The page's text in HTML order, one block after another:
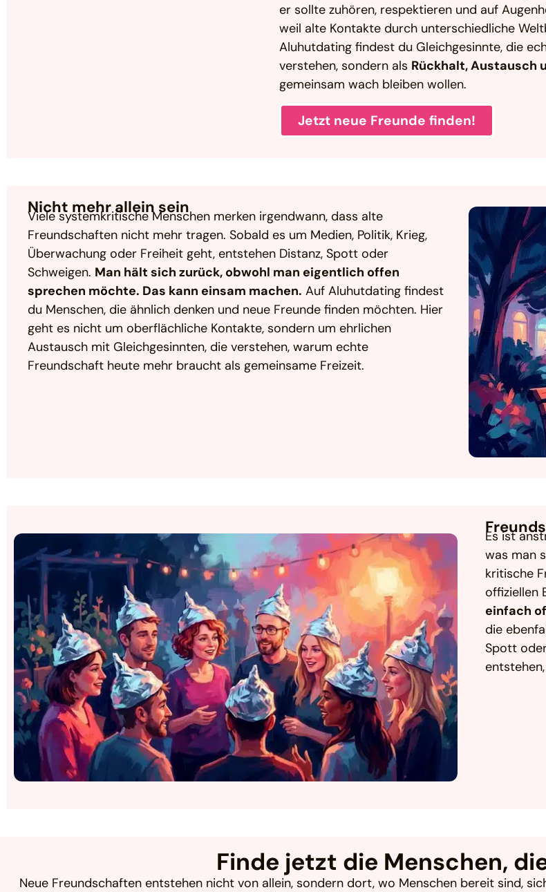
er sollte zuhören, respektieren und auf
weil alte Kontakte durch unterschiedliche
Aluhutdating findest du Gleichgesinnte, die
verstehen, sondern als Rückhalt, Austausch
gemeinsam wach bleiben wollen.
Jetzt neue Freunde finden!
Nicht mehr allein sein
Viele systemkritische Menschen merken irgendwann, dass alte
Freundschaften nicht mehr tragen. Sobald es um Medien, Politik, Krieg,
Überwachung oder Freiheit geht, entstehen Distanz, Spott oder
Schweigen. Man hält sich zurück, obwohl man eigentlich offen
sprechen möchte. Das kann einsam machen. Auf Aluhutdating findest
du Menschen, die ähnlich denken und neue Freunde finden möchten. Hier
geht es nicht um oberflächliche Kontakte, sondern um ehrlichen
Austausch mit Gleichgesinnten, die verstehen, warum echte
Freundschaft heute mehr braucht als gemeinsame Freizeit.
Es ist
was man
kritische
offiziellen
einfach
die
Spott
Finde jetzt die Menschen,
Neue Freundschaften entstehen nicht von allein, sondern dort, wo Menschen bereit sind,